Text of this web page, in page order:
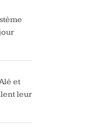
et
leur